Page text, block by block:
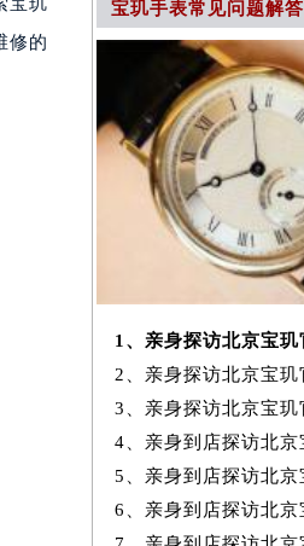
修的
宝玑手表常见问题解答